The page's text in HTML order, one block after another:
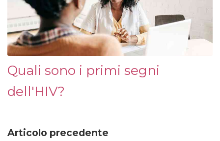
Quali sono i primi segni
dell'HIV?
Articolo precedente